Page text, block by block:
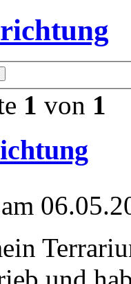
1 von 1
am